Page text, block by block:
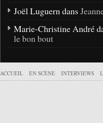
Joël Luguern dans
Marie-Christine André
le bon bout
ACCUEIL EN SCÈNE INTERVIEWS